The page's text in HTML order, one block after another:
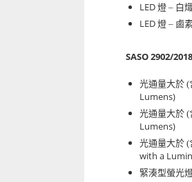
LED 燈 – 白
LED 燈 – 鹵
SASO 2902/2018
光通量大於 (
Lumens)
光通量大於 (
Lumens)
光通量大於 (
with a
緊湊型螢光